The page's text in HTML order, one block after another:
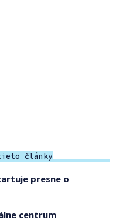
články
presne o
centrum